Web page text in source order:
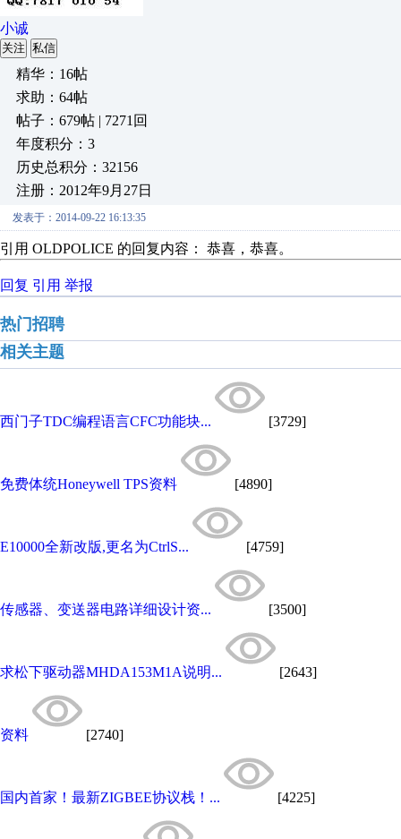
小诚
关注 私信
精华：16帖
求助：64帖
帖子：679帖 | 7271回
年度积分：3
历史总积分：32156
注册：2012年9月27日
发表于：2014-09-22 16:13:35
引用 OLDPOLICE 的回复内容： 恭喜，恭喜。
回复 引用 举报
热门招聘
相关主题
西门子TDC编程语言CFC功能块... [3729]
免费体统Honeywell TPS资料 [4890]
E10000全新改版,更名为CtrlS... [4759]
传感器、变送器电路详细设计资... [3500]
求松下驱动器MHDA153M1A说明... [2643]
资料 [2740]
国内首家！最新ZIGBEE协议栈！... [4225]